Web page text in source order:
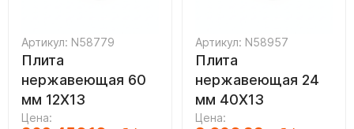
Артикул: N58779
Плита
нержавеющая 60
мм 12Х13
Цена:
Артикул: N58957
Плита
нержавеющая 24
мм 40Х13
Цена: